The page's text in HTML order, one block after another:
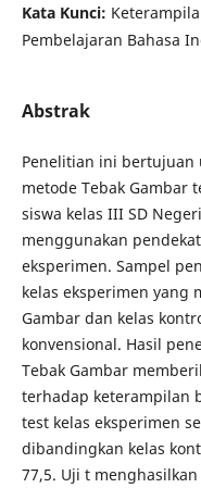
Kata Kunci:
Pembelajaran Bahasa
Abstrak
Penelitian ini
metode Tebak Gambar
siswa kelas III SD
menggunakan
eksperimen. Sampel
kelas eksperimen yang
Gambar dan kelas
konvensional. Hasil
Tebak Gambar
terhadap keterampilan
test kelas eksperimen
dibandingkan kelas
77,5. Uji t